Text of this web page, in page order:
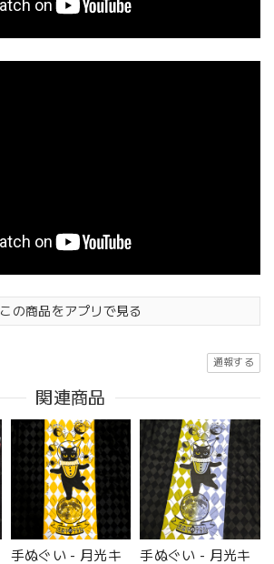
この商品をアプリで見る
通報する
関連商品
手ぬぐい - 月光キ 手ぬぐい - 月光キ